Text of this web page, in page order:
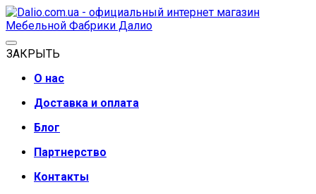
ЗАКРЫТЬ
О нас
Доставка и оплата
Блог
Партнерство
Контакты